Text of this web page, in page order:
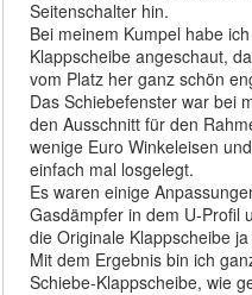
Seitenschalter hin.
Bei meinem Kumpel habe
Klappscheibe angeschaut,
vom Platz her ganz schön
Das Schiebefenster war bei
den Ausschnitt für den
wenige Euro Winkeleisen
einfach mal losgelegt.
Es waren einige
Gasdämpfer in dem U-Profil
die Originale Klappscheibe
Mit dem Ergebnis bin ich
Schiebe-Klappscheibe, wie